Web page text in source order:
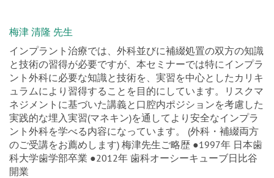
梅津 清隆 先生
インプラント治療では、外科並びに補綴処置の双方の知識
と技術の習得が必要ですが、本セミナーでは特にインプラ
ント外科に必要な知識と技術を、実習を中心としたカリキ
ュラムにより習得することを目的にしています。リスクマ
ネジメントに基づいた講義と口腔内ポジションを考慮した
実践的な埋入実習(マネキン)を通してより安全なインプラ
ント外科を学べる内容になっています。 (外科・補綴両方
のご受講をお薦めします) 梅津先生ご略歴 ●1997年 日本歯
科大学歯学部卒業 ●2012年 歯科オーシーキューブ日比谷
開業